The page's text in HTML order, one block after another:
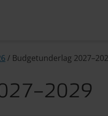
/ Budgetunderlag